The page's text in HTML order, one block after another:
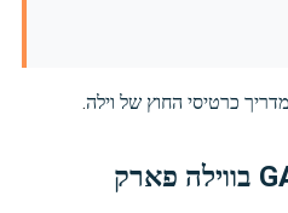
מדריך כרטיסי החוץ של וילה.